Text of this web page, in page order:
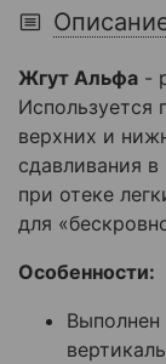
Жгут Альфа -
Используется
верхних и
сдавливания
при отеке
для
Особенности:
Выполнен